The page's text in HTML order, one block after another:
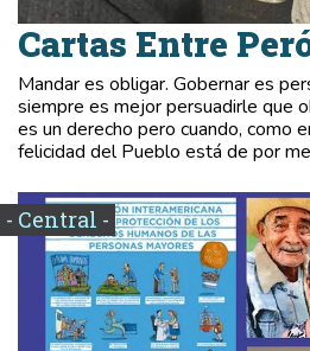
Cartas Entre
Mandar es obligar. Gobernar es
siempre es mejor persuadirle que
es un derecho pero cuando, como
felicidad del Pueblo está de por
- Central -